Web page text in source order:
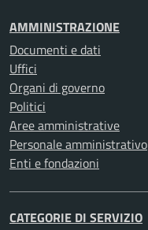
AMMINISTRAZIONE
Documenti e dati
Uffici
Organi di governo
Politici
Aree amministrative
Personale amministrativo
Enti e fondazioni
CATEGORIE DI SERVIZIO